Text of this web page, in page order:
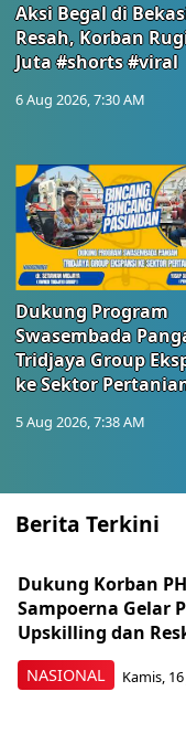
Aksi Begal di
Resah, Korban
Juta #shorts #viral
6 Aug 2026, 7:30 AM
Dukung Program
Swasembada
Tridjaya Group
ke Sektor
5 Aug 2026, 7:38 AM
Berita Terkini
NASIONAL
Dukung Korban
Sampoerna Gelar
Upskilling dan
Kamis,